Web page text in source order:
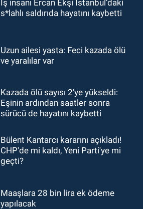
19:12
18:52Zonguldak'ta pitbul köpek
GÜNDEM
18:44
çarptı: Ağır yaralanan yaya tedavi
İş insanı Ercan Ekşi İstanbul’daki
s*lahlı saldırıda hayatını kaybetti
Uzun ailesi yasta: Feci kazada ölü
ve yaralılar var
Kazada ölü sayısı 2’ye yükseldi:
Eşinin ardından saatler sonra
sürücü de hayatını kaybetti
Bülent Kantarcı kararını açıkladı!
CHP'de mi kaldı, Yeni Parti'ye mi
geçti?
Maaşlara 28 bin lira ek ödeme
yapılacak